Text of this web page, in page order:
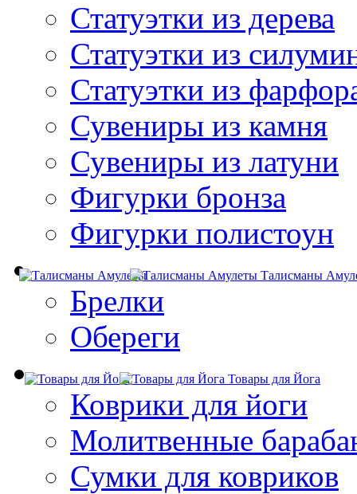
Статуэтки из дерева
Статуэтки из
Статуэтки из
Сувениры из камня
Сувениры из латуни
Фигурки бронза
Фигурки полистоун
Талисманы
Брелки
Обереги
Товары для Йога
Коврики для йоги
Молитвенные
Сумки для ковриков